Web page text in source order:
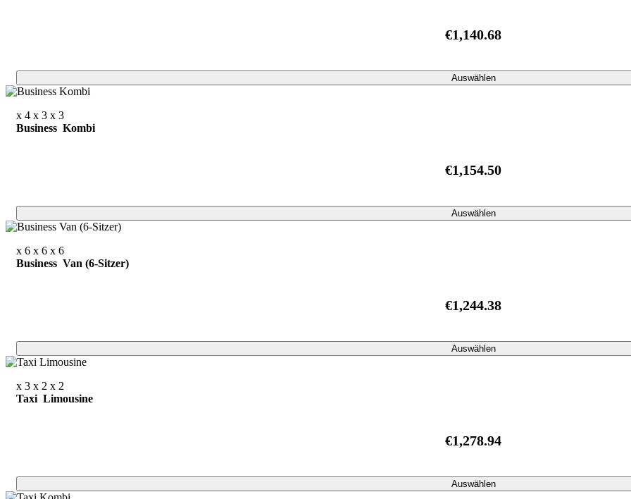
€1,140.68
Auswählen
x 4 x 3 x 3
Business Kombi
€1,154.50
Auswählen
x 6 x 6 x 6
Business Van (6-Sitzer)
€1,244.38
Auswählen
x 3 x 2 x 2
Taxi Limousine
€1,278.94
Auswählen